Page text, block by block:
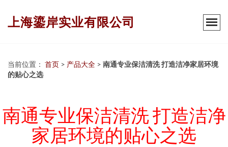
上海鎏岸实业有限公司
当前位置： 首页 > 产品大全 > 南通专业保洁清洗 打造洁净家居环境
的贴心之选
南通专业保洁清洗 打造洁净
家居环境的贴心之选